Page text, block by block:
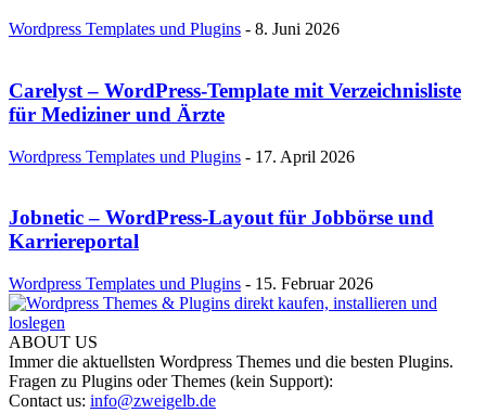
Wordpress Templates und Plugins - 8. Juni 2026
Carelyst – WordPress-Template mit Verzeichnisliste
für Mediziner und Ärzte
Wordpress Templates und Plugins - 17. April 2026
Jobnetic – WordPress-Layout für Jobbörse und
Karriereportal
Wordpress Templates und Plugins - 15. Februar 2026
ABOUT US
Immer die aktuellsten Wordpress Themes und die besten Plugins.
Fragen zu Plugins oder Themes (kein Support):
Contact us: info@zweigelb.de